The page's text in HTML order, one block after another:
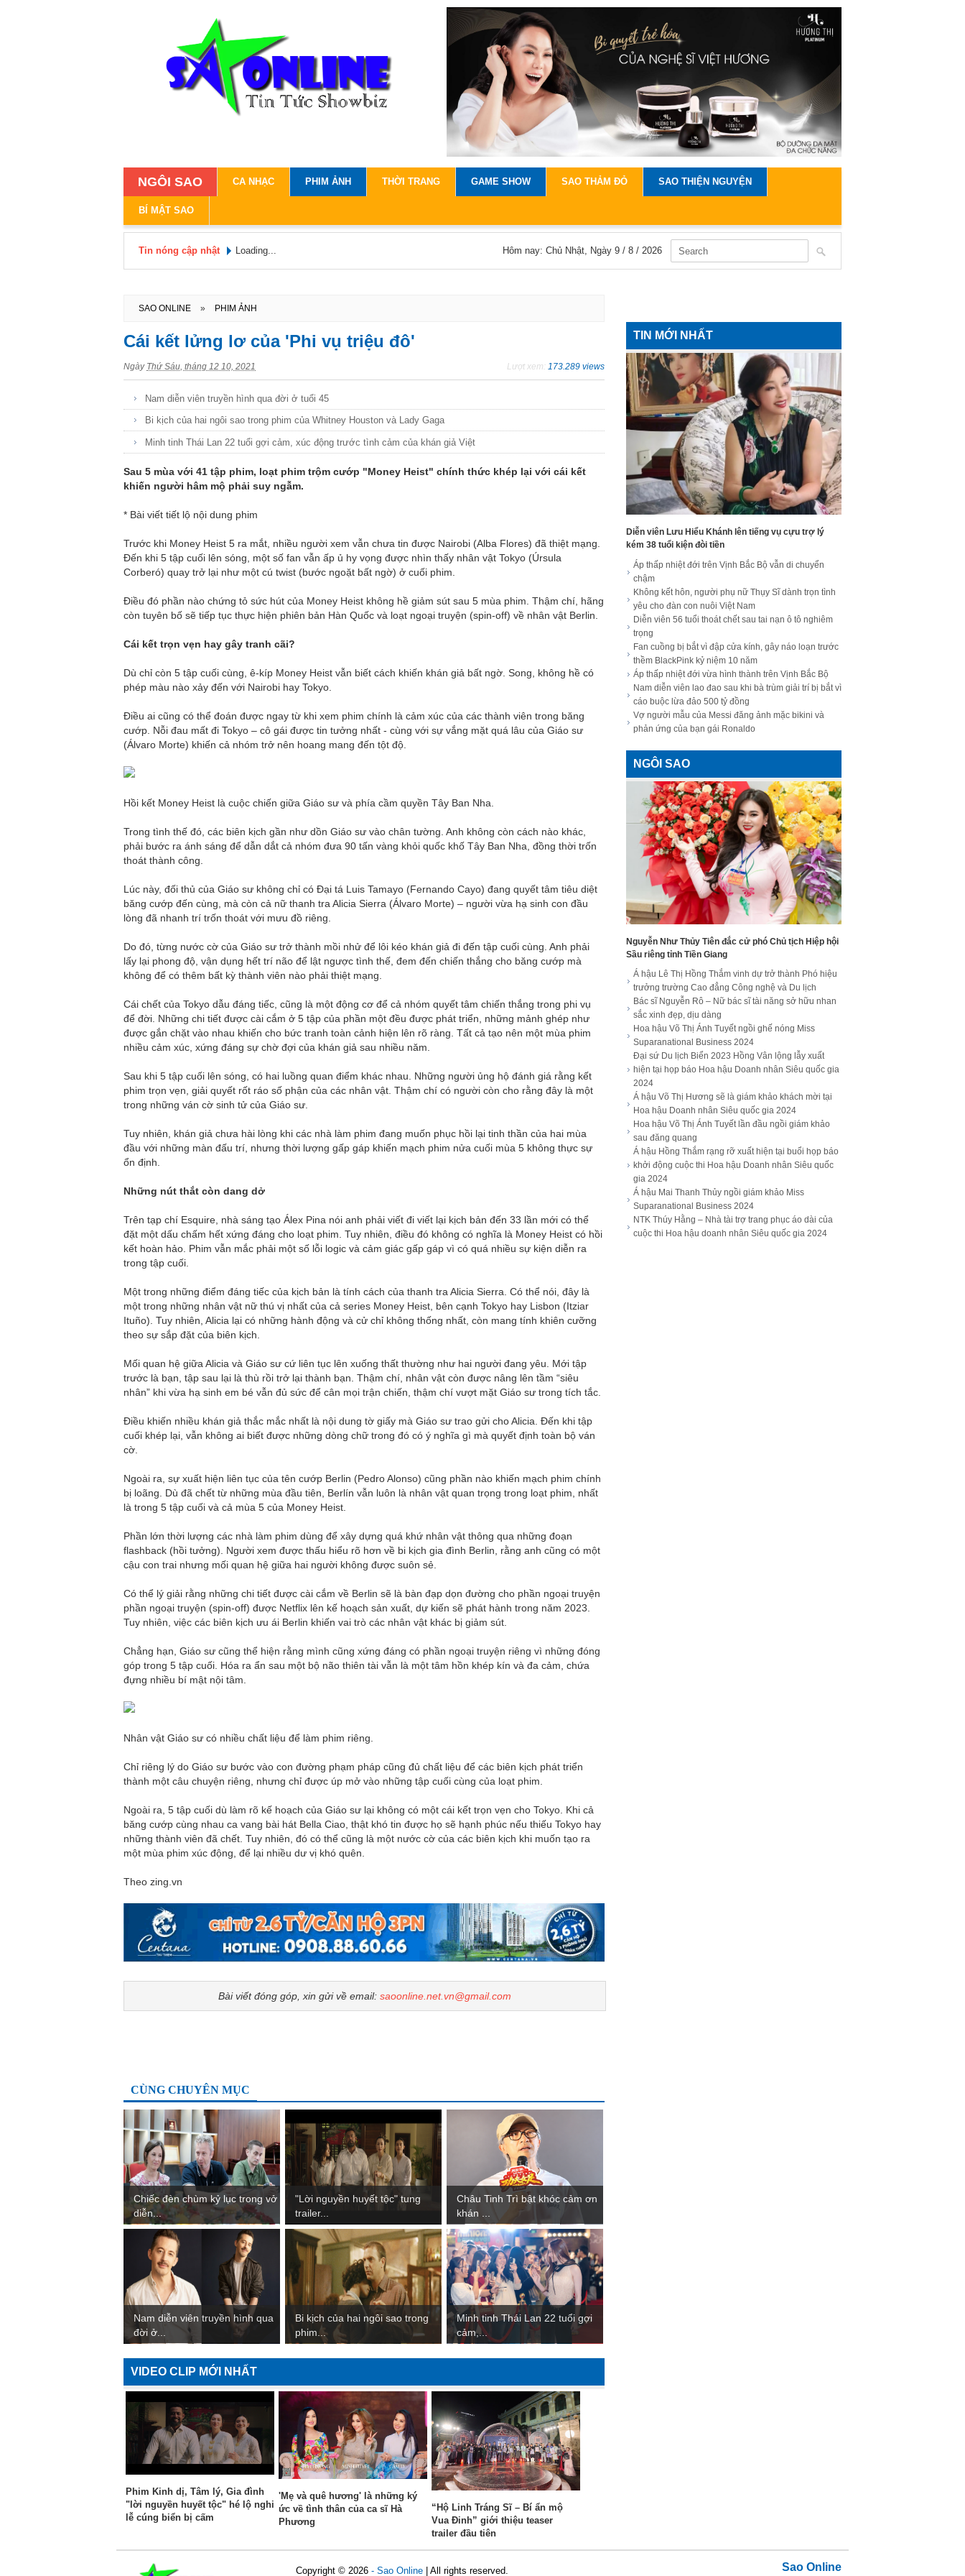
NGÔI SAO CA NHẠC PHIM ẢNH THỜI TRANG GAME SHOW SAO THẢM ĐỎ SAO THIỆN NGUYỆN
BÍ MẬT SAO
Tin nóng cập nhật Loading... Hôm nay: Chủ Nhật, Ngày 9 / 8 / 2026
SAO ONLINE » PHIM ẢNH
Cái kết lửng lơ của 'Phi vụ triệu đô'
Ngày Thứ Sáu, tháng 12 10, 2021 Lượt xem: 173.289 views
Nam diễn viên truyền hình qua đời ở tuổi 45
Bi kịch của hai ngôi sao trong phim của Whitney Houston và Lady Gaga
Minh tinh Thái Lan 22 tuổi gợi cảm, xúc động trước tình cảm của khán giả Việt
Sau 5 mùa với 41 tập phim, loạt phim trộm cướp "Money Heist" chính thức khép lại với cái kết
khiến người hâm mộ phải suy ngẫm.
* Bài viết tiết lộ nội dung phim
Trước khi Money Heist 5 ra mắt, nhiều người xem vẫn chưa tin được Nairobi (Alba Flores) đã thiệt mạng.
Đến khi 5 tập cuối lên sóng, một số fan vẫn ấp ủ hy vọng được nhìn thấy nhân vật Tokyo (Úrsula
Corberó) quay trở lại như một cú twist (bước ngoặt bất ngờ) ở cuối phim.
Điều đó phần nào chứng tỏ sức hút của Money Heist không hề giảm sút sau 5 mùa phim. Thậm chí, hãng
còn tuyên bố sẽ tiếp tục thực hiện phiên bản Hàn Quốc và loạt ngoại truyện (spin-off) về nhân vật Berlin.
Cái kết trọn vẹn hay gây tranh cãi?
Dù chỉ còn 5 tập cuối cùng, ê-kíp Money Heist vẫn biết cách khiến khán giả bất ngờ. Song, không hề có
phép màu nào xảy đến với Nairobi hay Tokyo.
Điều ai cũng có thể đoán được ngay từ khi xem phim chính là cảm xúc của các thành viên trong băng
cướp. Nỗi đau mất đi Tokyo – cô gái được tin tưởng nhất - cùng với sự vắng mặt quá lâu của Giáo sư
(Álvaro Morte) khiến cả nhóm trở nên hoang mang đến tột độ.
Hồi kết Money Heist là cuộc chiến giữa Giáo sư và phía cầm quyền Tây Ban Nha.
Trong tình thế đó, các biên kịch gần như dồn Giáo sư vào chân tường. Anh không còn cách nào khác,
phải bước ra ánh sáng để dẫn dắt cả nhóm đưa 90 tấn vàng khỏi quốc khố Tây Ban Nha, đồng thời trốn
thoát thành công.
Lúc này, đối thủ của Giáo sư không chỉ có Đại tá Luis Tamayo (Fernando Cayo) đang quyết tâm tiêu diệt
băng cướp đến cùng, mà còn cả nữ thanh tra Alicia Sierra (Álvaro Morte) – người vừa hạ sinh con đầu
lòng đã nhanh trí trốn thoát với mưu đồ riêng.
Do đó, từng nước cờ của Giáo sư trở thành mồi nhử để lôi kéo khán giả đi đến tập cuối cùng. Anh phải
lấy lại phong độ, vận dụng hết trí não để lật ngược tình thế, đem đến chiến thắng cho băng cướp mà
không để có thêm bất kỳ thành viên nào phải thiệt mạng.
Cái chết của Tokyo dẫu đáng tiếc, cũng là một động cơ để cả nhóm quyết tâm chiến thắng trong phi vụ
để đời. Những chi tiết được cài cắm ở 5 tập của phần một đều được phát triển, những mảnh ghép như
được gắn chặt vào nhau khiến cho bức tranh toàn cảnh hiện lên rõ ràng. Tất cả tạo nên một mùa phim
nhiều cảm xúc, xứng đáng sự chờ đợi của khán giả sau nhiều năm.
Sau khi 5 tập cuối lên sóng, có hai luồng quan điểm khác nhau. Những người ủng hộ đánh giá rằng kết
phim trọn vẹn, giải quyết rốt ráo số phận của các nhân vật. Thậm chí có người còn cho rằng đây là một
trong những ván cờ sinh tử của Giáo sư.
Tuy nhiên, khán giả chưa hài lòng khi các nhà làm phim đang muốn phục hồi lại tinh thần của hai mùa
đầu với những màn đấu trí, nhưng thời lượng gấp gáp khiến mạch phim nửa cuối mùa 5 không thực sự
ổn định.
Những nút thắt còn dang dở
Trên tạp chí Esquire, nhà sáng tạo Álex Pina nói anh phải viết đi viết lại kịch bản đến 33 lần mới có thể
đặt một dấu chấm hết xứng đáng cho loạt phim. Tuy nhiên, điều đó không có nghĩa là Money Heist có hồi
kết hoàn hảo. Phim vẫn mắc phải một số lỗi logic và cảm giác gấp gáp vì có quá nhiều sự kiện diễn ra
trong tập cuối.
Một trong những điểm đáng tiếc của kịch bản là tính cách của thanh tra Alicia Sierra. Có thể nói, đây là
một trong những nhân vật nữ thú vị nhất của cả series Money Heist, bên cạnh Tokyo hay Lisbon (Itziar
Ituño). Tuy nhiên, Alicia lại có những hành động và cử chỉ không thống nhất, còn mang tính khiên cưỡng
theo sự sắp đặt của biên kịch.
Mối quan hệ giữa Alicia và Giáo sư cứ liên tục lên xuống thất thường như hai người đang yêu. Mới tập
trước là bạn, tập sau lại là thù rồi trở lại thành bạn. Thậm chí, nhân vật còn được nâng lên tầm “siêu
nhân” khi vừa hạ sinh em bé vẫn đủ sức để cân mọi trận chiến, thậm chí vượt mặt Giáo sư trong tích tắc.
Điều khiến nhiều khán giả thắc mắc nhất là nội dung tờ giấy mà Giáo sư trao gửi cho Alicia. Đến khi tập
cuối khép lại, vẫn không ai biết được những dòng chữ trong đó có ý nghĩa gì mà quyết định toàn bộ ván
cờ.
Ngoài ra, sự xuất hiện liên tục của tên cướp Berlin (Pedro Alonso) cũng phần nào khiến mạch phim chính
bị loãng. Dù đã chết từ những mùa đầu tiên, Berlín vẫn luôn là nhân vật quan trọng trong loạt phim, nhất
là trong 5 tập cuối và cả mùa 5 của Money Heist.
Phần lớn thời lượng các nhà làm phim dùng để xây dựng quá khứ nhân vật thông qua những đoạn
flashback (hồi tưởng). Người xem được thấu hiểu rõ hơn về bi kịch gia đình Berlin, rằng anh cũng có một
cậu con trai nhưng mối quan hệ giữa hai người không được suôn sẻ.
Có thể lý giải rằng những chi tiết được cài cắm về Berlin sẽ là bàn đạp dọn đường cho phần ngoại truyện
phần ngoại truyện (spin-off) được Netflix lên kế hoạch sản xuất, dự kiến sẽ phát hành trong năm 2023.
Tuy nhiên, việc các biên kịch ưu ái Berlin khiến vai trò các nhân vật khác bị giảm sút.
Chẳng hạn, Giáo sư cũng thể hiện rằng mình cũng xứng đáng có phần ngoại truyện riêng vì những đóng
góp trong 5 tập cuối. Hóa ra ẩn sau một bộ não thiên tài vẫn là một tâm hồn khép kín và đa cảm, chứa
đựng nhiều bí mật nội tâm.
Nhân vật Giáo sư có nhiều chất liệu để làm phim riêng.
Chỉ riêng lý do Giáo sư bước vào con đường phạm pháp cũng đủ chất liệu để các biên kịch phát triển
thành một câu chuyện riêng, nhưng chỉ được úp mở vào những tập cuối cùng của loạt phim.
Ngoài ra, 5 tập cuối dù làm rõ kế hoạch của Giáo sư lại không có một cái kết trọn vẹn cho Tokyo. Khi cả
băng cướp cùng nhau ca vang bài hát Bella Ciao, thật khó tin được họ sẽ hạnh phúc nếu thiếu Tokyo hay
những thành viên đã chết. Tuy nhiên, đó có thể cũng là một nước cờ của các biên kịch khi muốn tạo ra
một mùa phim xúc động, để lại nhiều dư vị khó quên.
Theo zing.vn
Bài viết đóng góp, xin gửi về email: saoonline.net.vn@gmail.com
CÙNG CHUYÊN MỤC
Chiếc đèn chùm kỷ lục trong vở
diễn...
"Lời nguyền huyết tộc" tung
trailer...
Châu Tinh Trì bật khóc cảm ơn
khán ...
Nam diễn viên truyền hình qua
đời ở...
Bi kịch của hai ngôi sao trong
phim...
Minh tinh Thái Lan 22 tuổi gợi
cảm,...
VIDEO CLIP MỚI NHẤT
Phim Kinh dị, Tâm lý, Gia đình
"lời nguyền huyết tộc" hé lộ nghi
lễ cúng biển bị cấm
'Mẹ và quê hương' là những ký
ức về tình thân của ca sĩ Hà
Phương
“Hộ Linh Tráng Sĩ – Bí ẩn mộ
Vua Đinh” giới thiệu teaser
trailer đầu tiên
TIN MỚI NHẤT
Diễn viên Lưu Hiểu Khánh lên tiếng vụ cựu trợ lý
kém 38 tuổi kiện đòi tiền
Áp thấp nhiệt đới trên Vịnh Bắc Bộ vẫn di chuyển
chậm
Không kết hôn, người phụ nữ Thụy Sĩ dành trọn tình
yêu cho đàn con nuôi Việt Nam
Diễn viên 56 tuổi thoát chết sau tai nạn ô tô nghiêm
trọng
Fan cuồng bị bắt vì đập cửa kính, gây náo loạn trước
thềm BlackPink kỷ niệm 10 năm
Áp thấp nhiệt đới vừa hình thành trên Vịnh Bắc Bộ
Nam diễn viên lao đao sau khi bà trùm giải trí bị bắt vì
cáo buộc lừa đảo 500 tỷ đồng
Vợ người mẫu của Messi đăng ảnh mặc bikini và
phản ứng của bạn gái Ronaldo
NGÔI SAO
Nguyễn Như Thủy Tiên đắc cử phó Chủ tịch Hiệp hội
Sầu riêng tỉnh Tiền Giang
Á hậu Lê Thị Hồng Thắm vinh dự trở thành Phó hiệu
trưởng trường Cao đẳng Công nghệ và Du lịch
Bác sĩ Nguyễn Rô – Nữ bác sĩ tài năng sở hữu nhan
sắc xinh đẹp, dịu dàng
Hoa hậu Võ Thị Ánh Tuyết ngồi ghế nóng Miss
Suparanational Business 2024
Đại sứ Du lịch Biển 2023 Hồng Vân lộng lẫy xuất
hiện tại họp báo Hoa hậu Doanh nhân Siêu quốc gia
2024
Á hậu Võ Thị Hương sẽ là giám khảo khách mời tại
Hoa hậu Doanh nhân Siêu quốc gia 2024
Hoa hậu Võ Thị Ánh Tuyết lần đầu ngồi giám khảo
sau đăng quang
Á hậu Hồng Thắm rạng rỡ xuất hiện tại buổi họp báo
khởi động cuộc thi Hoa hậu Doanh nhân Siêu quốc
gia 2024
Á hậu Mai Thanh Thủy ngồi giám khảo Miss
Suparanational Business 2024
NTK Thúy Hằng – Nhà tài trợ trang phục áo dài của
cuộc thi Hoa hậu doanh nhân Siêu quốc gia 2024
Copyright © 2026 - Sao Online | All rights reserved.
Sao Online